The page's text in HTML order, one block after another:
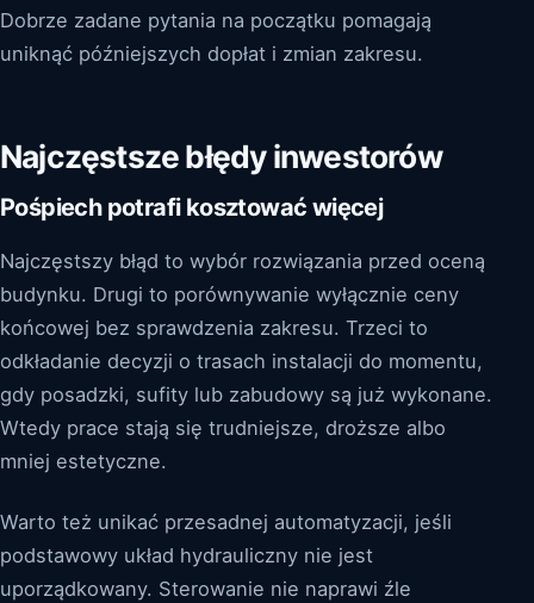
Dobrze zadane pytania na początku pomagają
uniknąć późniejszych dopłat i zmian zakresu.
Najczęstsze błędy inwestorów
Pośpiech potrafi kosztować więcej
Najczęstszy błąd to wybór rozwiązania przed oceną
budynku. Drugi to porównywanie wyłącznie ceny
końcowej bez sprawdzenia zakresu. Trzeci to
odkładanie decyzji o trasach instalacji do momentu,
gdy posadzki, sufity lub zabudowy są już wykonane.
Wtedy prace stają się trudniejsze, droższe albo
mniej estetyczne.
Warto też unikać przesadnej automatyzacji, jeśli
podstawowy układ hydrauliczny nie jest
uporządkowany. Sterowanie nie naprawi źle